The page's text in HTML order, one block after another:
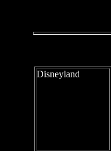
Disneyland